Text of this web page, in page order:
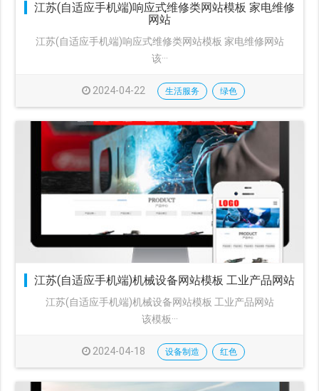
江苏(自适应手机端)响应式维修类网站模板 家电维修
网站
江苏(自适应手机端)响应式维修类网站模板 家电维修网站
该···
2024-04-22 生活服务 绿色
江苏(自适应手机端)机械设备网站模板 工业产品网站
江苏(自适应手机端)机械设备网站模板 工业产品网站
该模板···
2024-04-18 设备制造 红色